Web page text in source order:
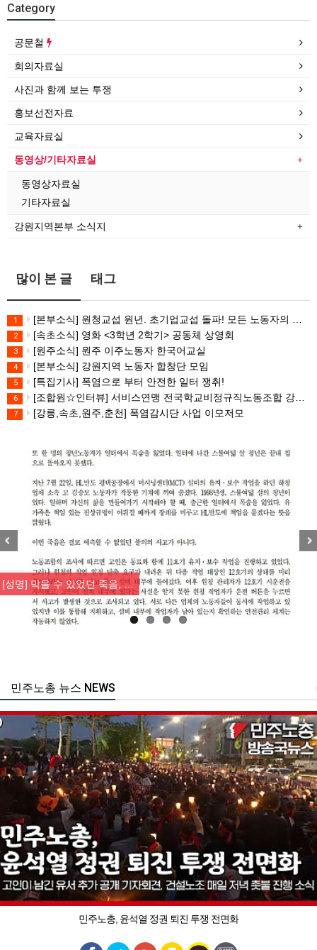
Category
공문철
회의자료실
사진과 함께 보는 투쟁
홍보선전자료
교육자료실
동영상/기타자료실
동영상자료실
기타자료실
강원지역본부 소식지
많이 본 글 태그
1 [본부소식] 원청교섭 원년. 초기업교섭 돌파! 모든 노동자의 노동기본권 쟁취! 민주노총 7.15 총파업대회
2 [속초소식] 영화 <3학년 2학기> 공동체 상영회
3 [원주소식] 원주 이주노동자 한국어교실
4 [본부소식] 강원지역 노동자 합창단 모임
5 [특집기사] 폭염으로 부터 안전한 일터 쟁취!
6 [조합원☆인터뷰] 서비스연맹 전국학교비정규직노동조합 강원지부 김유미 춘천지회장
7 [강릉,속초,원주,춘천] 폭염감시단 사업 이모저모
[성명] 막을 수 있었던 죽음, …
주노총 뉴스 NEWS
민주노총, 윤석열 정권 퇴진 투쟁 전면화